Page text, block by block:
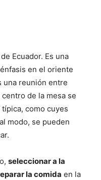
Ecuador. Es una
en el oriente
una reunión entre
de la mesa se
como cuyes
modo, se pueden
seleccionar a la
la comida en la